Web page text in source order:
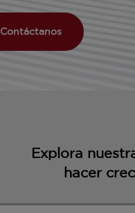
Contáctanos
Explora
hacer